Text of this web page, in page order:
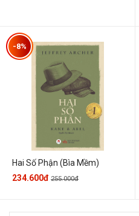
Hai Số Phận (Bìa Mềm)
-8%
234.600đ 255.000đ